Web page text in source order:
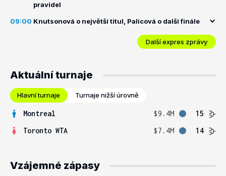
pravidel
09:00 Knutsonová o největší titul, Palicová o další finále
Další expres zprávy
Aktuální turnaje
Hlavní turnaje Turnaje nižší úrovně
Montreal $9.4M
15
Toronto WTA
$7.4M 14
Vzájemné zápasy